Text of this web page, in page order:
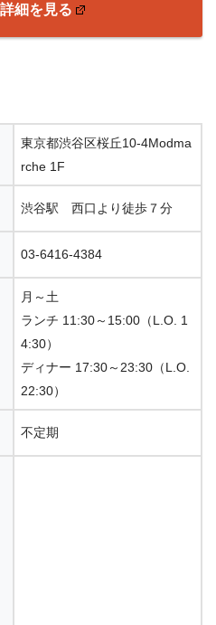
細を見る
東京都渋谷区桜丘10-4Modma
rche 1F
渋谷駅 西口より徒歩７分
03-6416-4384
月～土
ランチ 11:30～15:00（L.O. 1
4:30）
ディナー 17:30～23:30（L.O.
22:30）
不定期